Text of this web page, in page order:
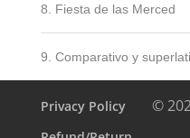
8. Fiesta de las Merced
9. Comparativo y
Privacy Policy
©